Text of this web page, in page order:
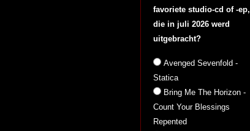
favoriete studio-cd of -ep,
die in juli 2026 werd
uitgebracht?
Avenged Sevenfold -
Statica
Bring Me The Horizon -
Count Your Blessings
Repented